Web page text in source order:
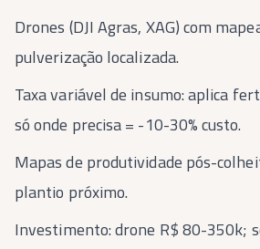
Drones (DJI Agras, XAG) com
pulverização localizada.
Taxa variável de insumo: aplica
só onde precisa = -10-30% custo.
Mapas de produtividade pós-
plantio próximo.
Investimento: drone R$ 80-350k;